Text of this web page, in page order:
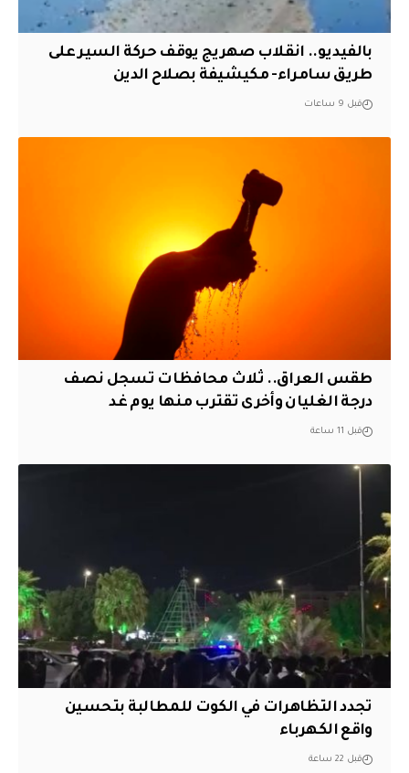
بالفيديو.. انقلاب صهريج يوقف حركة السير على
طريق سامراء- مكيشيفة بصلاح الدين
قبل 9 ساعات
طقس العراق.. ثلاث محافظات تسجل نصف
درجة الغليان وأخرى تقترب منها يوم غد
قبل 11 ساعة
تجدد التظاهرات في الكوت للمطالبة بتحسين
واقع الكهرباء
قبل 22 ساعة